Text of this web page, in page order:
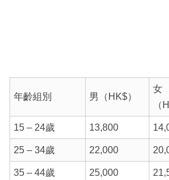
年齡組別 男（HK$）
女
（
15 – 24歲 13,800
25 – 34歲 22,000
35 – 44歲 25,000